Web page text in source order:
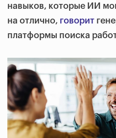
навыков, которые ИИ
на отлично, говорит
платформы поиска